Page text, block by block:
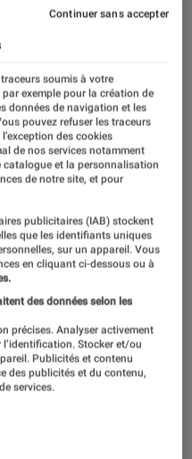
sur Netflix
soumis à votre
exemple pour la création de
données de navigation et les
pouvez refuser les traceurs
des cookies
de nos services notamment
catalogue et la personnalisation
de notre site, et pour
publicitaires (IAB) stockent
que les identifiants uniques
sur un appareil. Vous
en cliquant ci-dessous ou à
des données selon les
précises. Analyser activement
Stocker et/ou
Publicités et contenu
des publicités et du contenu,
services.
Continuer sans accepter